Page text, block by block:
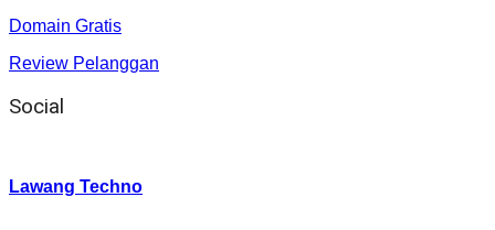
Domain Gratis
Review Pelanggan
Social
Lawang Techno